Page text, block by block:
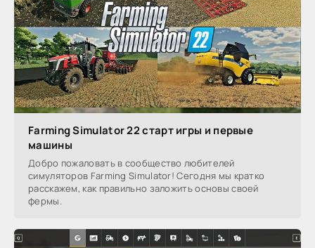
Farming Simulator 22 старт игры и первые
машины
Добро пожаловать в сообщество любителей
симуляторов Farming Simulator! Сегодня мы кратко
расскажем, как правильно заложить основы своей
фермы.